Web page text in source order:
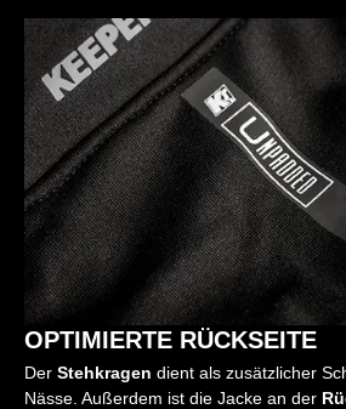
OPTIMIERTE RÜCKSEITE
Der Stehkragen dient als zusätzlicher
Nässe. Außerdem ist die Jacke an der